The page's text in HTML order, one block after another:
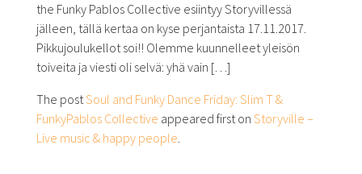
the Funky Pablos Collective esiintyy Storyvillessä
jälleen, tällä kertaa on kyse perjantaista 17.11.2017.
Pikkujoulukellot soi!! Olemme kuunnelleet yleisön
toiveita ja viesti oli selvä: yhä vain […]
The postSoul and Funky Dance Friday: Slim T &
FunkyPablos Collective appeared first on Storyville –
Live music & happy people.